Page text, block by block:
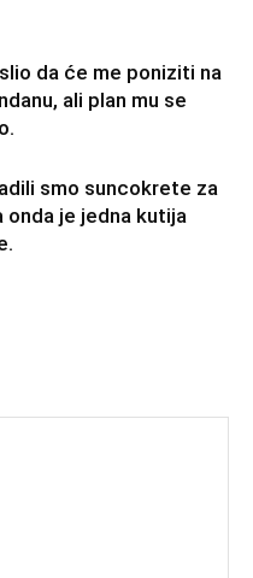
da će me poniziti na
ali plan mu se
smo suncokrete za
onda je jedna kutija